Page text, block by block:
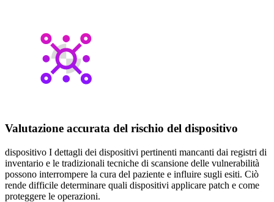
Valutazione accurata del rischio del dispositivo
dispositivo I dettagli dei dispositivi pertinenti mancanti dai registri di
inventario e le tradizionali tecniche di scansione delle vulnerabilità
possono interrompere la cura del paziente e influire sugli esiti. Ciò
rende difficile determinare quali dispositivi applicare patch e come
proteggere le operazioni.